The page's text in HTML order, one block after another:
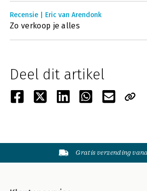
Recensie | Eric van Arendonk
Zo verkoop je alles
Deel dit artikel
Gratis verzending